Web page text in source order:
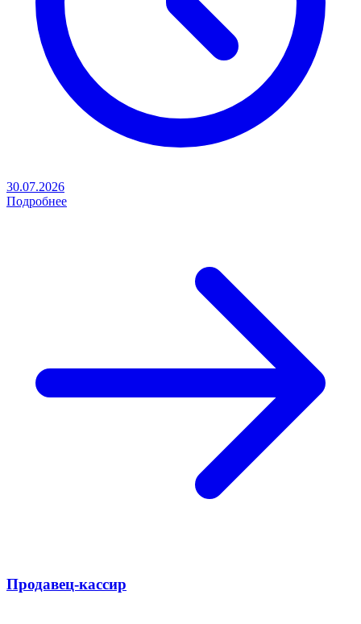
30.07.2026
Подробнее
Продавец-кассир